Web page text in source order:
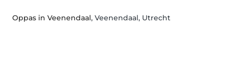
Oppas in Veenendaal, Veenendaal, Utrecht